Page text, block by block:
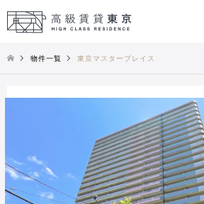
物件一覧 東京マスタープレイス